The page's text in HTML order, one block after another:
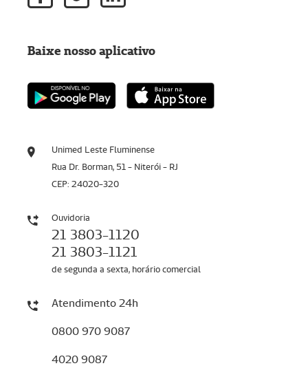
Unimed Leste Fluminense
Rua Dr. Borman, 51 - Niterói - RJ
CEP: 24020-320
Ouvidoria
21 3803-1120
21 3803-1121
de segunda a sexta, horário comercial
Atendimento 24h
0800 970 9087
4020 9087
Baixe nosso aplicativo